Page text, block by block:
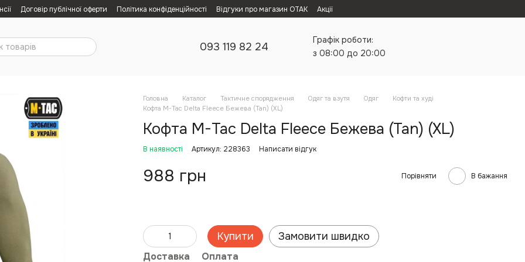
Договір публічної оферти Політика конфіденційності Відгуки про магазин ОТАК Акції
093 119 82 24
Графік роботи:
з 08:00 до 20:00
Головна Каталог Тактичне спорядження Одяг та взутя Одяг
Кофти та худі
Кофта M-Tac Delta Fleece Бежева (Tan) (XL)
Кофта M-Tac Delta Fleece Бежева (Tan) (XL)
В наявності Артикул: 228363 Написати відгук
988 грн Порівняти В бажання
Купити Замовити швидко
Доставка Оплата